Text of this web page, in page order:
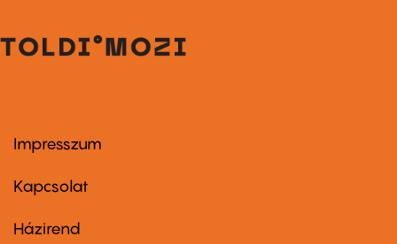
Footer
first
Impresszum
Kapcsolat
Footer
Házirend